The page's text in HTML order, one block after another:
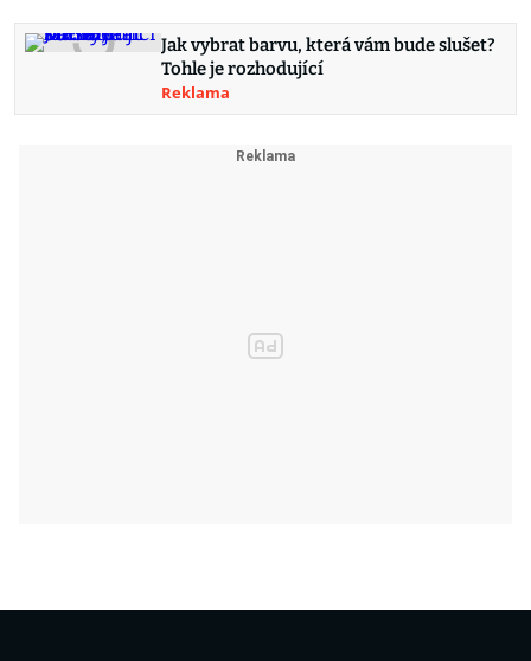
Jak vybrat barvu, která vám bude slušet?
Tohle je rozhodující
Reklama